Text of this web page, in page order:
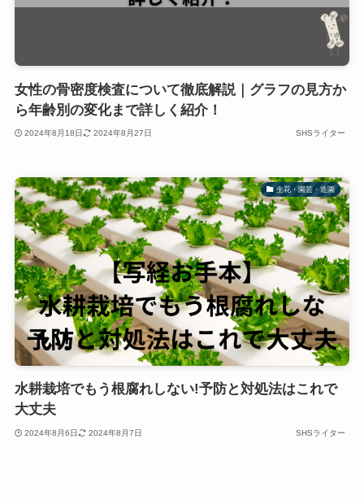
女性の骨密度検査について徹底解説｜グラフの見方か
ら年齢別の変化まで詳しく紹介！
2024年8月18日 2024年8月27日 SHSライター
生花・園芸・造園
水耕栽培でもう根腐れしない!予防と対処法はこれで
大丈夫
2024年8月6日 2024年8月7日 SHSライター